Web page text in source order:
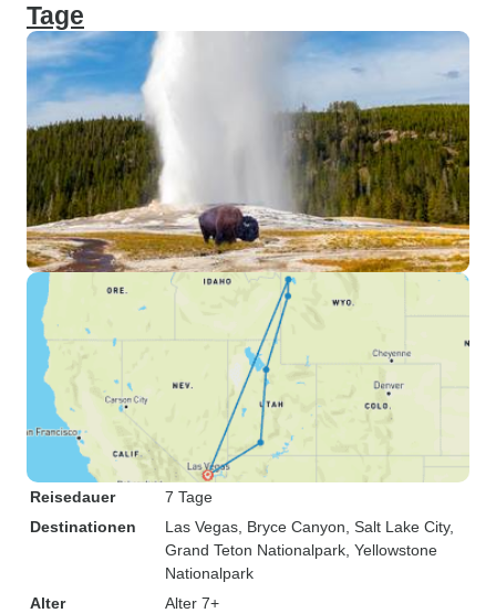
Tage
Reisedauer
7 Tage
Destinationen
Las Vegas , Bryce Canyon , Salt Lake City,
Grand Teton Nationalpark , Yellowstone
Nationalpark
Alter
Alter 7+